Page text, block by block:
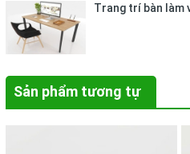
Trang trí bàn làm
Sản phẩm tương tự